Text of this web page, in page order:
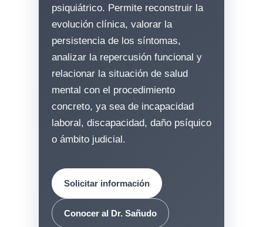
psiquiátrico. Permite reconstruir la
evolución clínica, valorar la
persistencia de los síntomas,
analizar la repercusión funcional y
relacionar la situación de salud
mental con el procedimiento
concreto, ya sea de incapacidad
laboral, discapacidad, daño psíquico
o ámbito judicial.
Solicitar información
Conocer al Dr. Sañudo